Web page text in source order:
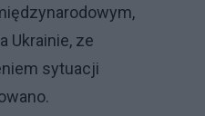
Ukrainie, ze
sytuacji